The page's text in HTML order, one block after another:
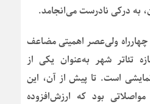
به درکی نادرست می‌انجامد.
ولی‌عصر اهمیتی مضاعف
تئاتر شهر به‌عنوان یکی از
است. تا پیش از آن، این
بود که ارزش‌افزوده